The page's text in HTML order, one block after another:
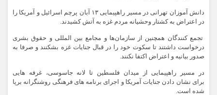
دانش آموزان تهرانی در مسیر راهپیمایی ۱۳ آبان پرچم اسرائیل و آمریکا را
در اعتراض به کشتار وحشیانه مردم غزه به آتش کشیدند.
تجمع کنندگان همچنین از سازمان‌ها و مجامع بین المللی و حقوق بشری
درخواست داشتند تا سکوت خود را در قبال جنایات غزه بشکنند و صرفا به
صدور بیانیه و اعتراض اکتفا نکنند.
در مسیر راهپیمایی از میدان فلسطین تا لانه جاسوسی، غرفه هایی
برای نشان دادن جنایات آمریکا و اجرای برنامه های فرهنگی روشنگرانه برپا
شده است.